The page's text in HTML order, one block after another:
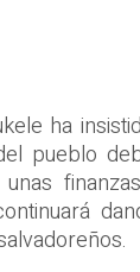
ha
pueblo